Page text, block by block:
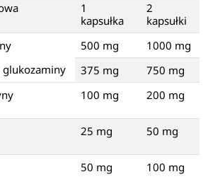
1
kapsułka
2
kapsułki
glukozaminy
500 mg
1000 mg
375 mg
750 mg
100 mg 200 mg
25 mg 50 mg
50 mg 100 mg